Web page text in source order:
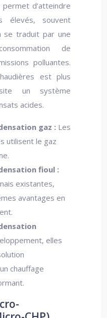
d’atteindre
élevés, souvent
se traduit par une
de
polluantes.
est plus
un système
acides.
gaz : Les
utilisent le gaz
fioul :
existantes,
avantages en
elles
chauffage